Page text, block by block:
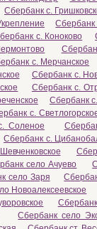
Сбербанк с.
Сбербанк
с. Коноково
с. Мерчанское
Сбербанк с.
Сбербанк с.
Сбербанк
с.
Соленое
Сбербанк с.
село Ачуево
село Заря
Новоалексеевское
Сбербанк село